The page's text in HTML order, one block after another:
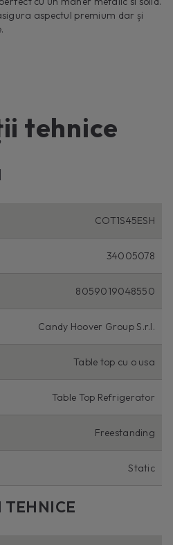
aspectul premium dar și
tehnice
COT1S45ESH
34005078
8059019048550
Candy Hoover Group S.r.l.
Table top cu o usa
Table Top Refrigerator
Freestanding
Static
TEHNICE